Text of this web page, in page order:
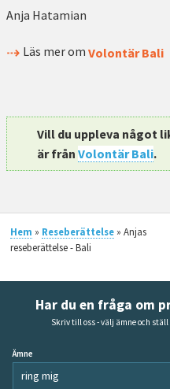
Anja Hatamian
Läs mer omVolontär Bali
Vill du uppleva något
är frånVolontär Bali.
Hem » Reseberättelse» Anjas
reseberättelse - Bali
Har du en fråga om
Skriv till oss - välj ämne och
Ämne